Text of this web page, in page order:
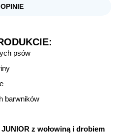
OPINIE
psów
barwników
z wołowiną i drobiem